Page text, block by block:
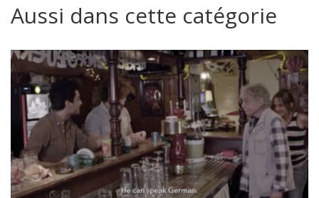
Aussi dans cette catégorie